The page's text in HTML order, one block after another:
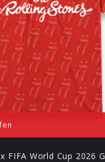
FIFA World Cup 2026